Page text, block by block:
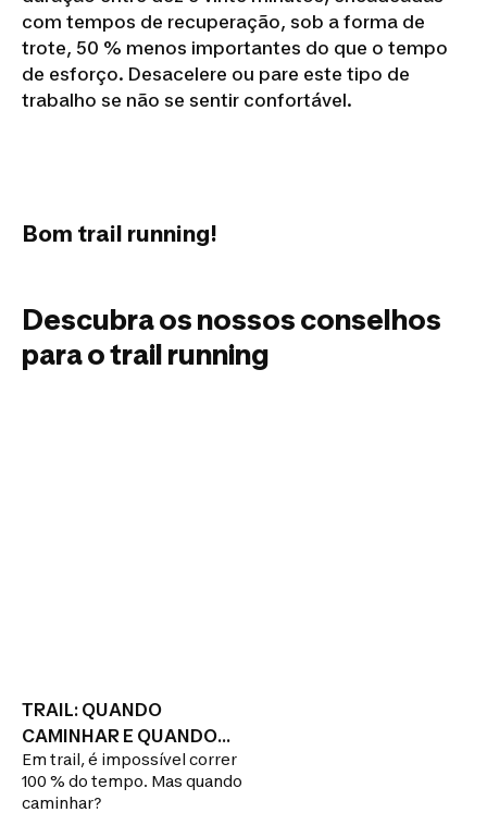
com tempos de recuperação, sob a forma de
trote, 50 % menos importantes do que o tempo
de esforço. Desacelere ou pare este tipo de
trabalho se não se sentir confortável.
Bom trail running!
Descubra os nossos conselhos
para o trail running
TRAIL: QUANDO
CAMINHAR E QUANDO
CORRER?
Em trail, é impossível correr
100 % do tempo. Mas quando
caminhar?